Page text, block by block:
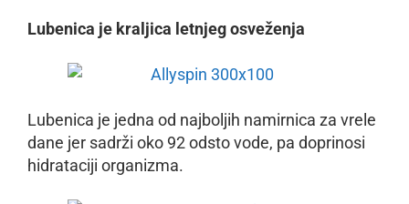
Lubenica je kraljica letnjeg osveženja
Lubenica je jedna od najboljih namirnica za vrele
dane jer sadrži oko 92 odsto vode, pa doprinosi
hidrataciji organizma.